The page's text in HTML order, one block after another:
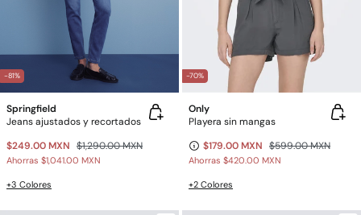
-81%
Springfield
Jeans ajustados y recortados
$249.00 MXN $1,290.00 MXN
Ahorras $1,041.00 MXN
+3 Colores
-70%
Only
Playera sin mangas
$179.00 MXN $599.00 MXN
Ahorras $420.00 MXN
+2 Colores